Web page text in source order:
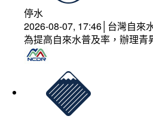
停水
2026-08-07, 17:46│台灣自來
為提高自來水普及率，辦理